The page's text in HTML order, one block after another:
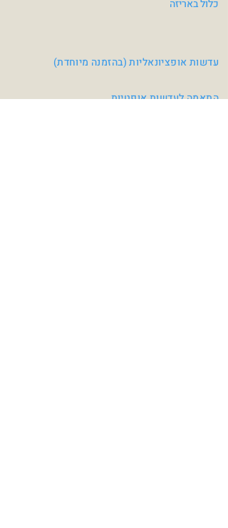
כלול באריזה
עדשות אופציונאליות (בהזמנה מיוחדת)
התאמה לעדשות אופטיות